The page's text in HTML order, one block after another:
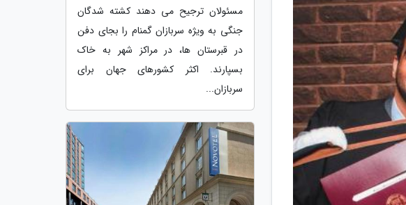
مسئولان ترجیح می دهند کشته شدگان
جنگی به ویژه سربازان گمنام را بجای دفن
در قبرستان ها، در مراکز شهر به خاک
بسپارند. اکثر کشورهای جهان برای
سربازان...